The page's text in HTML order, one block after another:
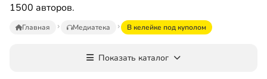
1500 авторов.
Главная Медиатека В келейке под куполом
Показать каталог